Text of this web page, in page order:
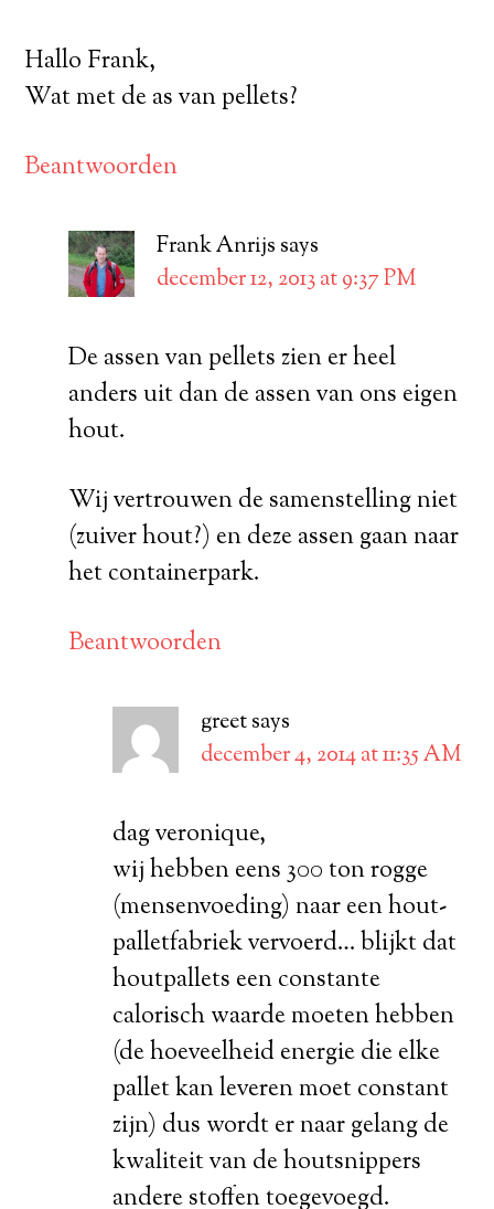
Hallo Frank,
Wat met de as van pellets?
Beantwoorden
Frank Anrijs says
december 12, 2013 at 9:37 PM
De assen van pellets zien er heel
anders uit dan de assen van ons eigen
hout.
Wij vertrouwen de samenstelling niet
(zuiver hout?) en deze assen gaan naar
het containerpark.
Beantwoorden
greetsays
december 4, 2014 at 11:35 AM
dag veronique,
wij hebben eens 300 ton rogge
(mensenvoeding) naar een hout-
palletfabriek vervoerd… blijkt dat
houtpallets een constante
calorisch waarde moeten hebben
(de hoeveelheid energie die elke
pallet kan leveren moet constant
zijn) dus wordt er naar gelang de
kwaliteit van de houtsnippers
andere stoffen toegevoegd.